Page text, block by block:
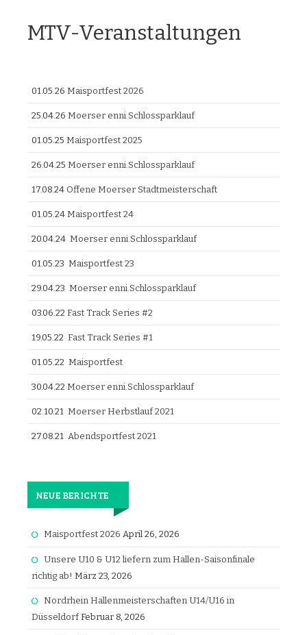
MTV-Veranstaltungen
01.05.26 Maisportfest 2026
25.04.26 Moerser enni.Schlossparklauf
01.05.25 Maisportfest 2025
26.04.25 Moerser enni.Schlossparklauf
17.08.24 Offene Moerser Stadtmeisterschaft
01.05.24 Maisportfest 24
20.04.24 Moerser enni.Schlossparklauf
01.05.23 Maisportfest 23
29.04.23 Moerser enni.Schlossparklauf
03.06.22 Fast Track Series #2
19.05.22 Fast Track Series #1
01.05.22 Maisportfest
30.04.22 Moerser enni.Schlossparklauf
02.10.21 Moerser Herbstlauf 2021
27.08.21 Abendsportfest 2021
NEUE BERICHTE
Maisportfest 2026 April 26, 2026
Unsere U10 & U12 liefern zum Hallen-Saisonfinale
richtig ab! März 23, 2026
Nordrhein Hallenmeisterschaften U14/U16 in
Düsseldorf Februar 8, 2026